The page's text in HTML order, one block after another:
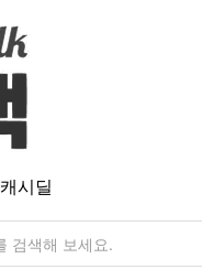
캐시딜